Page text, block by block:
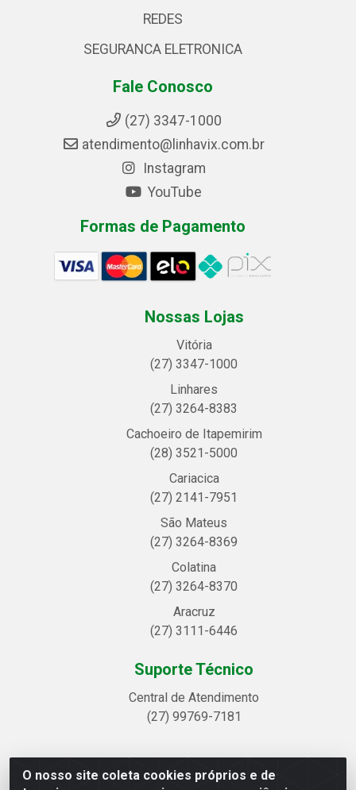
O nosso site coleta cookies próprios e de
REDES
SEGURANCA ELETRONICA
Fale Conosco
(27) 3347-1000
atendimento@linhavix.com.br
Instagram
YouTube
Formas de Pagamento
Nossas Lojas
Vitória
(27) 3347-1000
Linhares
(27) 3264-8383
Cachoeiro de Itapemirim
(28) 3521-5000
Cariacica
(27) 2141-7951
São Mateus
(27) 3264-8369
Colatina
(27) 3264-8370
Aracruz
(27) 3111-6446
Suporte Técnico
Central de Atendimento
(27) 99769-7181
Linhavix Distribuidora LTDA - Avenida Alegre, 2521 -